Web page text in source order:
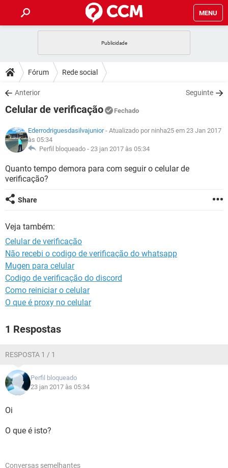
MENU
CELULAR
OUTLOOK
INSTAGRAM GMAIL
GUIA DE COMPRAS
DICAS
JOGOS
INSTAGRAM
GUIA DE COMPRAS
DOWNLOADS
JOGOS WHATSAPP
CELULAR FACEBOOK
OUTLOOK EXCEL
GUIA DE COMPRAS
JOGOS WHATSAPP
CELULAR FACEBOOK
OUTLOOK EXCEL
GUIA DE COMPRAS
GLOSSÁRIO
CELULAR
OUTLOOK
GUIA DE COMPRAS
Fórum Rede social
Anterior Seguinte
Celular de verificação Fechado
Ederrodriguesdasilvajunior- Atualizado por ninha25 em 23 Jan 2017
às 05:34
Perfil bloqueado -23 jan 2017 às 05:34
Quanto tempo demora para com seguir o celular de
verificação?
Share
Veja também:
Celular de verificação
Não recebi o codigo de verificação do whatsapp
Mugen para celular
Codigo de verificação do discord
Como reiniciar o celular
O que é proxy no celular
1 Respostas
RESPOSTA 1 / 1
Perfil bloqueado
23 jan 2017 às 05:34
Oi
O que é isto?
Conversas semelhantes